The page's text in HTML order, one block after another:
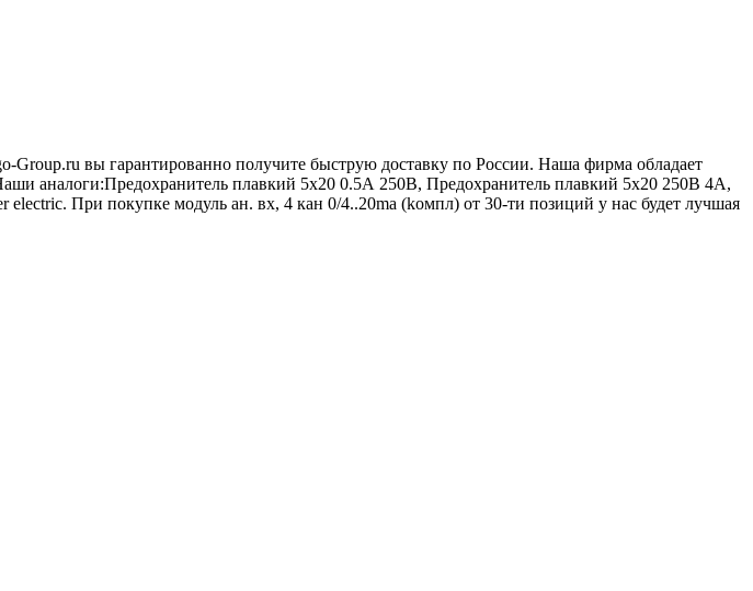
вы гарантированно получите быструю доставку по России. Наша фирма обладает
аналоги:Предохранитель плавкий 5х20 0.5А 250В, Предохранитель плавкий 5х20 250В 4А,
При покупке модуль ан. вх, 4 кан 0/4..20ma (kомпл) от 30-ти позиций у нас будет лучшая